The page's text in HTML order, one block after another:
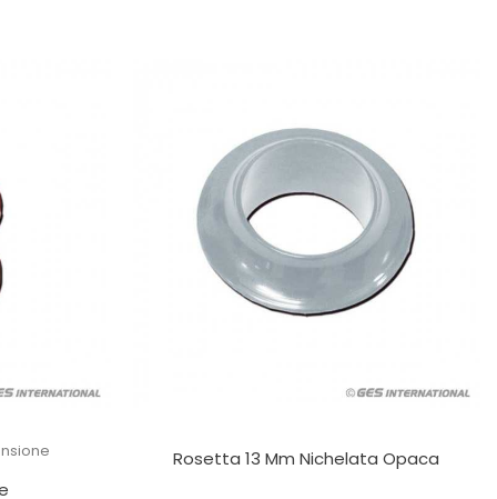
Rosetta 13 Mm Nichelata Opaca